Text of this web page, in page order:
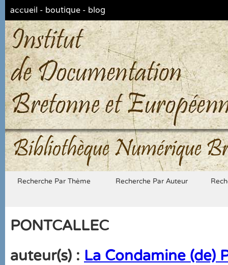
accueil - boutique - blog
Bibliothèque Numérique
Recherche Par Thème Recherche Par Auteur
PONTCALLEC
auteur(s) : La Condamine (de)